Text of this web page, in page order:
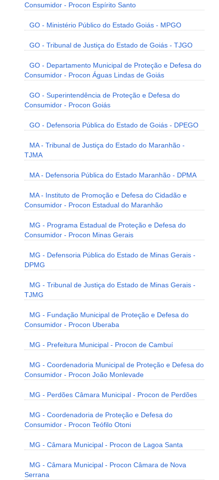
Consumidor - Procon Espírito Santo
GO - Ministério Público do Estado Goiás - MPGO
GO - Tribunal de Justiça do Estado de Goiás - TJGO
GO - Departamento Municipal de Proteção e Defesa do
Consumidor - Procon Águas Lindas de Goiás
GO - Superintendência de Proteção e Defesa do
Consumidor - Procon Goiás
GO - Defensoria Pública do Estado de Goiás - DPEGO
MA - Tribunal de Justiça do Estado do Maranhão -
TJMA
MA - Defensoria Pública do Estado Maranhão - DPMA
MA - Instituto de Promoção e Defesa do Cidadão e
Consumidor - Procon Estadual do Maranhão
MG - Programa Estadual de Proteção e Defesa do
Consumidor - Procon Minas Gerais
MG - Defensoria Pública do Estado de Minas Gerais -
DPMG
MG - Tribunal de Justiça do Estado de Minas Gerais -
TJMG
MG - Fundação Municipal de Proteção e Defesa do
Consumidor - Procon Uberaba
MG - Prefeitura Municipal - Procon de Cambuí
MG - Coordenadoria Municipal de Proteção e Defesa do
Consumidor - Procon João Monlevade
MG - Perdões Câmara Municipal - Procon de Perdões
MG - Coordenadoria de Proteção e Defesa do
Consumidor - Procon Teófilo Otoni
MG - Câmara Municipal - Procon de Lagoa Santa
MG - Câmara Municipal - Procon Câmara de Nova
Serrana